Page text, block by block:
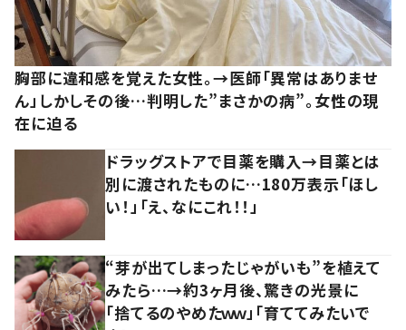
胸部に違和感を覚えた女性。→医師「異常はありませ
ん」しかしその後…判明した”まさかの病”。女性の現
在に迫る
ドラッグストアで目薬を購入→目薬とは
別に渡されたものに…180万表示「ほし
い！」「え、なにこれ！！」
“芽が出てしまったじゃがいも”を植えて
みたら…→約3ヶ月後、驚きの光景に
「捨てるのやめたｗｗ」「育ててみたいで